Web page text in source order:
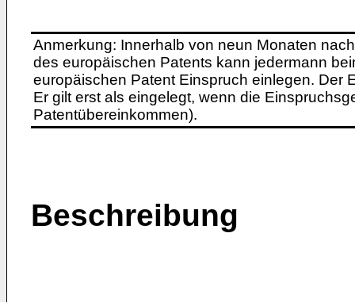
Anmerkung: Innerhalb von neun Monaten
des europäischen Patents kann jedermann
europäischen Patent Einspruch einlegen. Der
Er gilt erst als eingelegt, wenn die
Patentübereinkommen).
Beschreibung